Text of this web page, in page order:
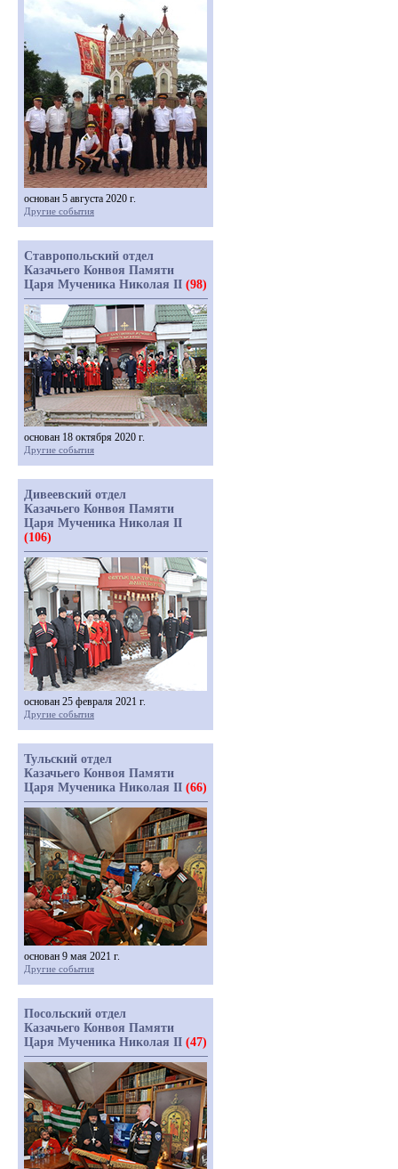
основан 5 августа 2020 г.
Другие события
Ставропольский отдел
Казачьего Конвоя Памяти
Царя Мученика Николая II (98)
основан 18 октября 2020 г.
Другие события
Дивеевский отдел
Казачьего Конвоя Памяти
Царя Мученика Николая II
(106)
основан 25 февраля 2021 г.
Другие события
Тульский отдел
Казачьего Конвоя Памяти
Царя Мученика Николая II (66)
основан 9 мая 2021 г.
Другие события
Посольский отдел
Казачьего Конвоя Памяти
Царя Мученика Николая II (47)